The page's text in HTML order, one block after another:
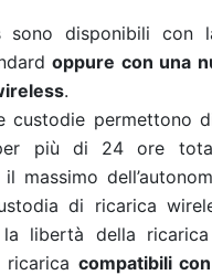
sono disponibili con
oppure con una
.
custodie permettono
più di 24 ore
massimo
di ricarica
libertà della
ricarica compatibili